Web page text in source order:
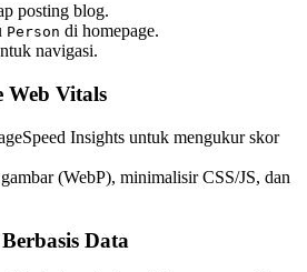
posting blog.
Person di homepage.
navigasi.
Web Vitals
Insights untuk mengukur skor
(WebP), minimalisir CSS/JS, dan
Data